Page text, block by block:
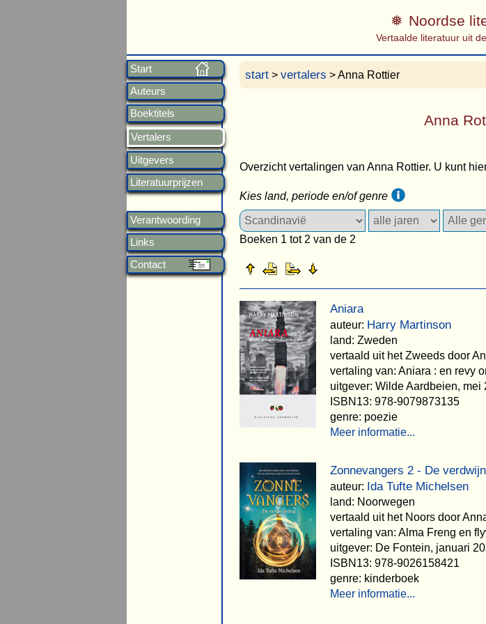
Start
Auteurs
Boektitels
Vertalers
Uitgevers
Literatuurprijzen
Verantwoording
Links
Contact
Noordse
Vertaalde literatuur uit
start > vertalers > Anna Rottier
Anna
Overzicht vertalingen van Anna Rottier. U kunt
Kies land, periode en/of genre
Boeken 1 tot 2 van de 2
Aniara
auteur: Harry Martinson
land: Zweden
vertaald uit het Zweeds door
vertaling van: Aniara : en revy
uitgever: Wilde Aardbeien, mei
ISBN13: 978-9079873135
genre: poezie
Meer informatie...
Zonnevangers 2 - De
auteur: Ida Tufte Michelsen
land: Noorwegen
vertaald uit het Noors door
vertaling van: Alma Freng en
uitgever: De Fontein, januari
ISBN13: 978-9026158421
genre: kinderboek
Meer informatie...